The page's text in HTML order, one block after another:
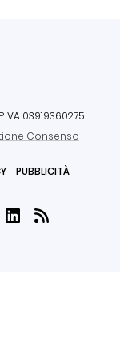
03919360275
Consenso
PUBBLICITÀ